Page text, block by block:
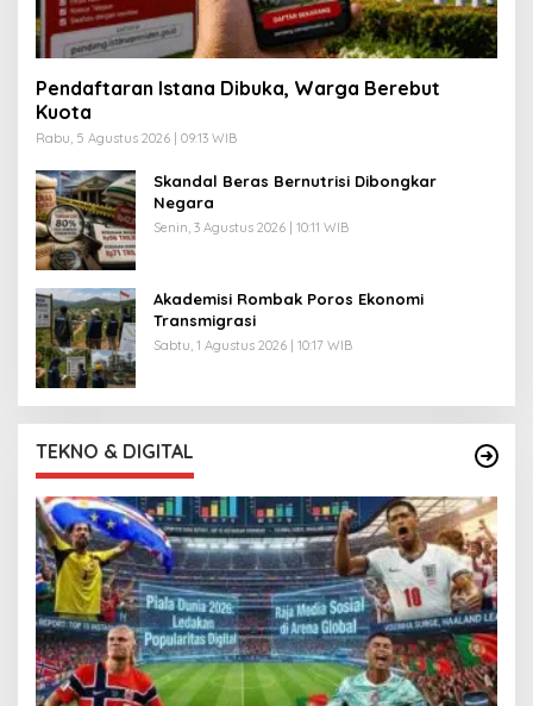
Pendaftaran Istana Dibuka, Warga Berebut
Kuota
Rabu, 5 Agustus 2026 | 09:13 WIB
Skandal Beras Bernutrisi Dibongkar
Negara
Senin, 3 Agustus 2026 | 10:11 WIB
Akademisi Rombak Poros Ekonomi
Transmigrasi
Sabtu, 1 Agustus 2026 | 10:17 WIB
TEKNO & DIGITAL